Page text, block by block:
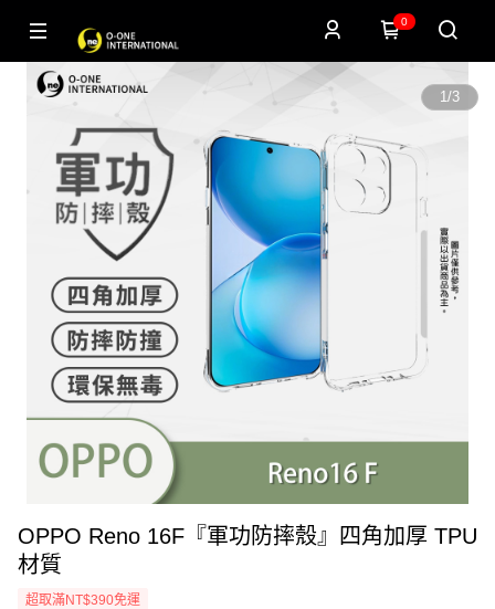
0
1/3
OPPO Reno 16F『軍功防摔殼』四角加厚 TPU
材質
超取滿NT$390免運